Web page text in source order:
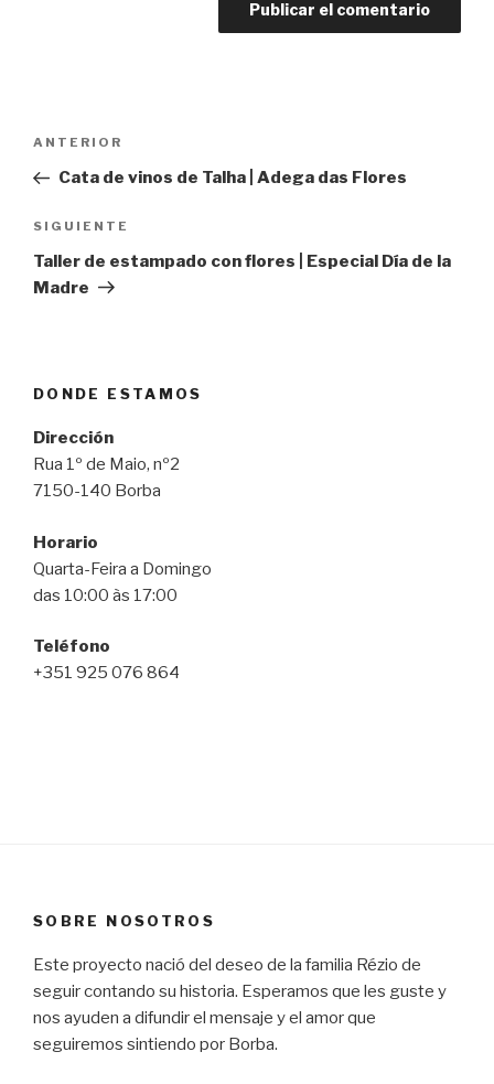
entradas
Entrada
anterior:
ANTERIOR
Cata de vinos de Talha | Adega das Flores
Siguiente
entrada
SIGUIENTE
Taller de estampado con flores | Especial Día de la
Madre
DONDE ESTAMOS
Dirección
Rua 1º de Maio, nº2
7150-140 Borba
Horario
Quarta-Feira a Domingo
das 10:00 às 17:00
Teléfono
+351 925 076 864
SOBRE NOSOTROS
Este proyecto nació del deseo de la familia Rézio de
seguir contando su historia. Esperamos que les guste y
nos ayuden a difundir el mensaje y el amor que
seguiremos sintiendo por Borba.